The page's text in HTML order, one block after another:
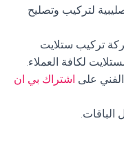
لتركيب وتصليح
تركيب ستلايت
لكافة العملاء.
على اشتراك بي ان
الباقات.